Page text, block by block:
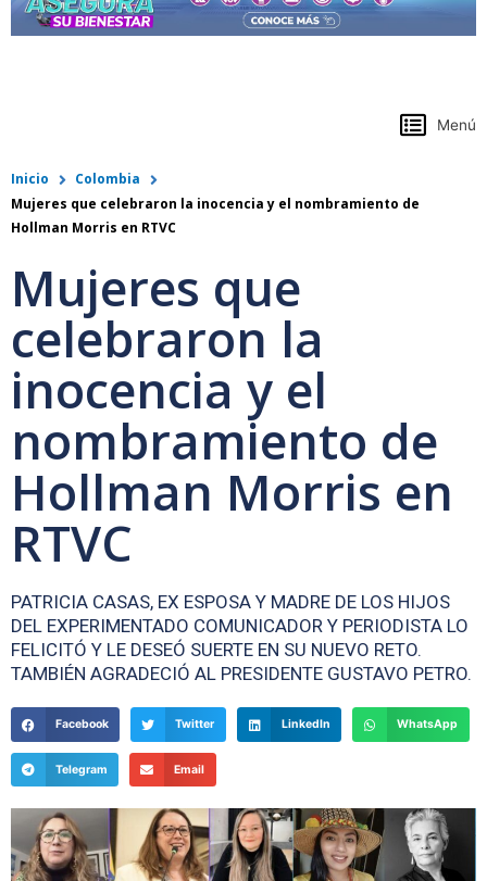
Menú
Inicio
Colombia
Mujeres que celebraron la inocencia y el nombramiento de
Hollman Morris en RTVC
Mujeres que
celebraron la
inocencia y el
nombramiento de
Hollman Morris en
RTVC
PATRICIA CASAS, EX ESPOSA Y MADRE DE LOS HIJOS
DEL EXPERIMENTADO COMUNICADOR Y PERIODISTA LO
FELICITÓ Y LE DESEÓ SUERTE EN SU NUEVO RETO.
TAMBIÉN AGRADECIÓ AL PRESIDENTE GUSTAVO PETRO.
Facebook Twitter LinkedIn WhatsApp
Telegram Email